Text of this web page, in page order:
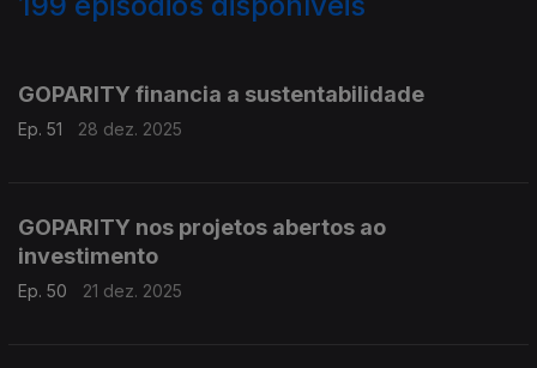
GOPARITY financia a sustentabilidade
Ep. 51 28 dez. 2025
GOPARITY nos projetos abertos ao
investimento
Ep. 50 21 dez. 2025